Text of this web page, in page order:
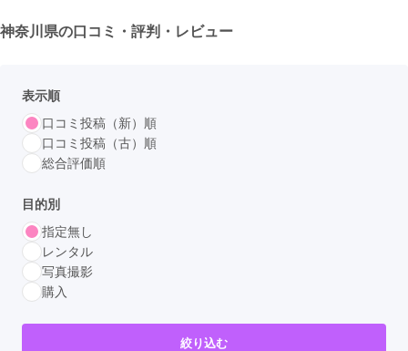
神奈川県の口コミ・評判・レビュー
表示順
口コミ投稿（新）順
口コミ投稿（古）順
総合評価順
目的別
指定無し
レンタル
写真撮影
購入
絞り込む